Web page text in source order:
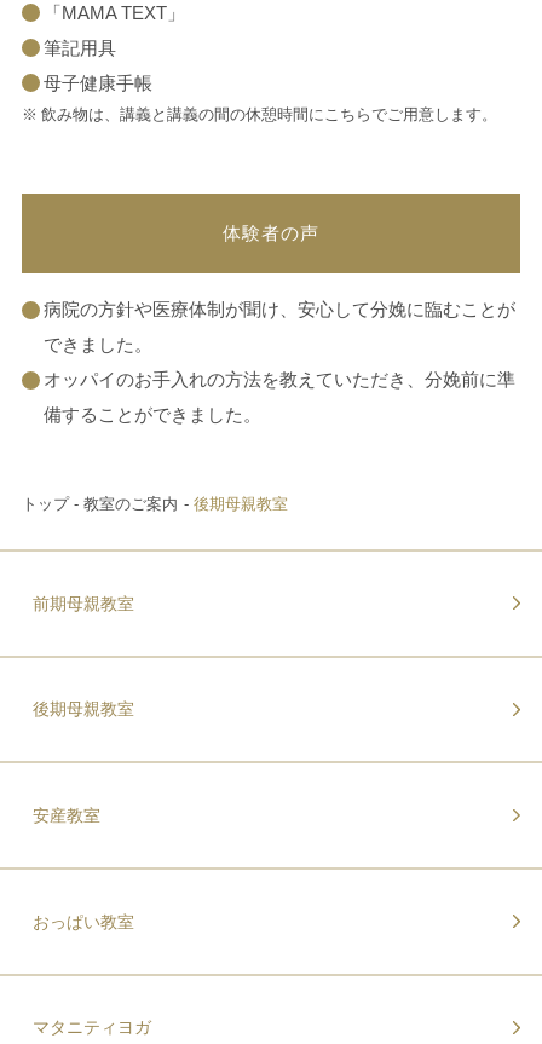
「MAMA TEXT」
筆記用具
母子健康手帳
飲み物は、講義と講義の間の休憩時間にこちらでご用意します。
体験者の声
病院の方針や医療体制が聞け、安心して分娩に臨むことが
できました。
オッパイのお手入れの方法を教えていただき、分娩前に準
備することができました。
トップ 教室のご案内 後期母親教室
前期母親教室
後期母親教室
安産教室
おっぱい教室
マタニティヨガ